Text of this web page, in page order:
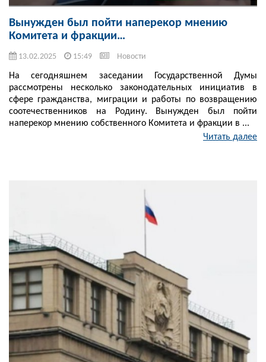
Вынужден был пойти наперекор мнению
Комитета и фракции…
13.02.2025 15:49 Новости
На сегодняшнем заседании Государственной Думы
рассмотрены несколько законодательных инициатив в
сфере гражданства, миграции и работы по возвращению
соотечественников на Родину. Вынужден был пойти
наперекор мнению собственного Комитета и фракции в ...
Читать далее